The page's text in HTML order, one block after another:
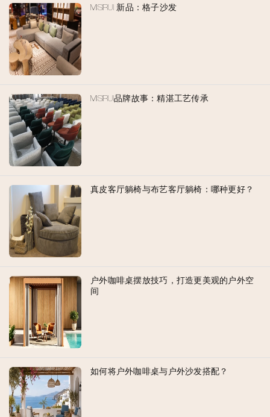
MISIRUI 新品：格子沙发
MISIRUI品牌故事：精湛工艺传承
真皮客厅躺椅与布艺客厅躺椅：哪种更好？
户外咖啡桌摆放技巧，打造更美观的户外空
间
如何将户外咖啡桌与户外沙发搭配？